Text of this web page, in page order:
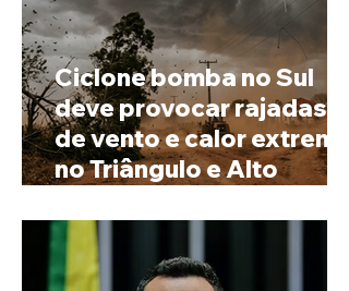
Ciclone bomba no Sul
deve provocar rajadas
de vento e calor extremo
no Triângulo e Alto